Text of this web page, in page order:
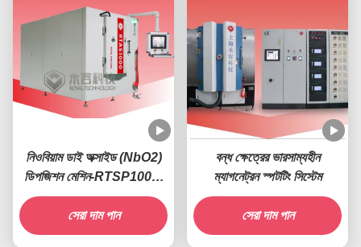
নিওবিয়াম ডাই অক্সাইড (NbO2)
ডিপজিশন মেশিন-RTSP1000-
Nb
সেরা দাম পান
বন্ধ ক্ষেত্রের ভারসাম্যহীন
ম্যাগনেট্রন স্পটটিং সিস্টেম
সেরা দাম পান